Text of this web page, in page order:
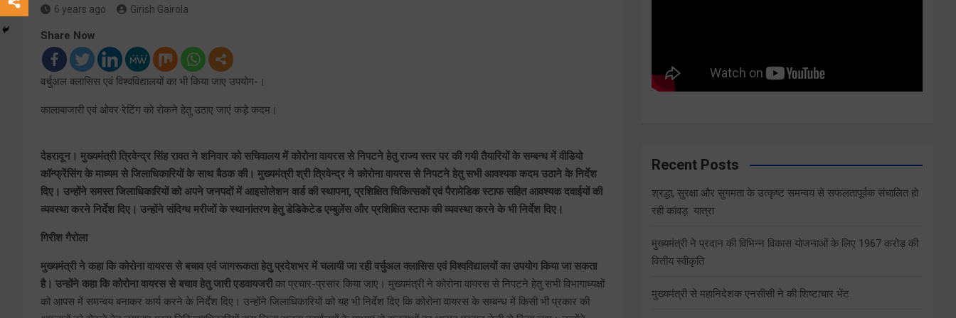
6 years ago Girish Gairola
Share Now
वर्चुअल क्लासिस एवं विश्वविद्यालयों का भी किया जाए उपयोग-।
कालाबाजारी एवं ओवर रेटिंग को रोकने हेतु उठाए जाएं कड़े कदम।
देहरादून। मुख्यमंत्री त्रिवेन्द्र सिंह रावत ने शनिवार को सचिवालय में कोरोना वायरस से निपटने हेतु राज्य स्तर पर की गयी तैयारियों के सम्बन्ध में वीडियो
कॉन्फ्रेंसिंग के माध्यम से जिलाधिकारियों के साथ बैठक की। मुख्यमंत्री श्री त्रिवेन्द्र ने कोरोना वायरस से निपटने हेतु सभी आवश्यक कदम उठाने के निर्देश
दिए। उन्होंने समस्त जिलाधिकारियों को अपने जनपदों में आइसोलेशन वार्ड की स्थापना, प्रशिक्षित चिकित्सकों एवं पैरामेडिक स्टाफ सहित आवश्यक दवाईयों की
व्यवस्था करने निर्देश दिए। उन्होंने संदिग्ध मरीजों के स्थानांतरण हेतु डेडिकेटेड एम्बुलेंस और प्रशिक्षित स्टाफ की व्यवस्था करने के भी निर्देश दिए।
गिरीश गैरोला
मुख्यमंत्री ने कहा कि कोरोना वायरस से बचाव एवं जागरूकता हेतु प्रदेशभर में चलायी जा रही वर्चुअल क्लासिस एवं विश्वविद्यालयों का उपयोग किया जा सकता
है। उन्होंने कहा कि कोरोना वायरस से बचाव हेतु जारी एडवायजरीका प्रचार-प्रसार किया जाए। मुख्यमंत्री ने कोरोना वायरस से निपटने हेतु सभी विभागाध्यक्षों
को आपस में समन्वय बनाकर कार्य करने के निर्देश दिए। उन्होंने जिलाधिकारियों को यह भी निर्देश दिए कि कोरोना वायरस के सम्बन्ध में किसी भी प्रकार की
Recent Posts
श्रद्धा, सुरक्षा और सुगमता के उत्कृष्ट समन्वय से सफलतापूर्वक संचालित हो
रही कांवड़ यात्रा
मुख्यमंत्री ने प्रदान की विभिन्न विकास योजनाओं के लिए 1967 करोड़ की
वित्तीय स्वीकृति
मुख्यमंत्री से महानिदेशक एनसीसी ने की शिष्टाचार भेंट